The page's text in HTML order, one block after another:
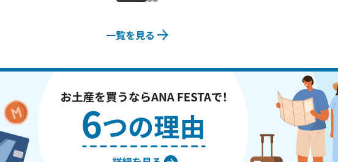
一覧を見る